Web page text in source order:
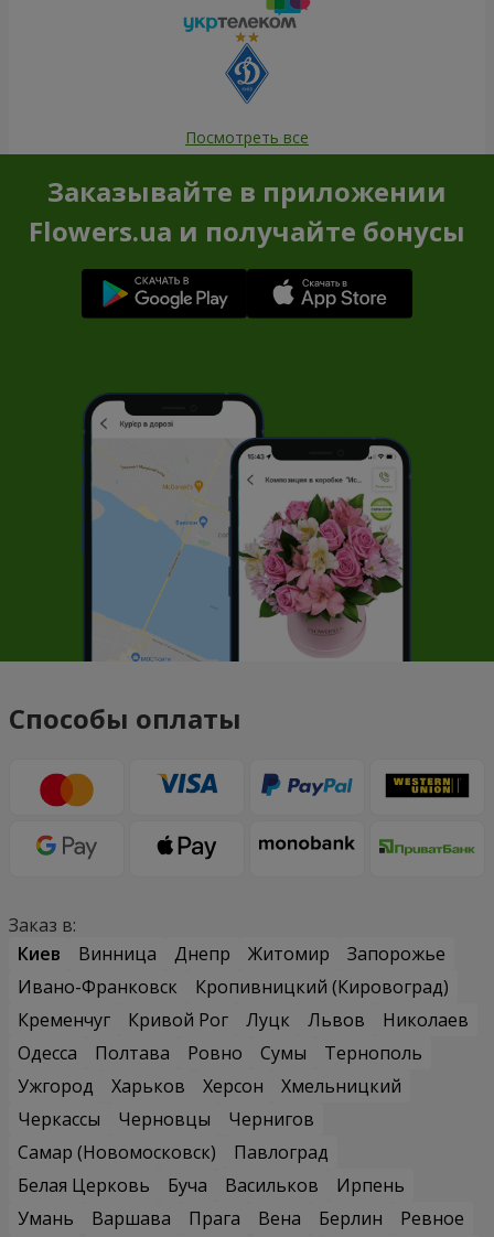
Посмотреть все
Заказывайте в приложении
Flowers.ua и получайте бонусы
Способы оплаты
Заказ в:
Киев
Винница Днепр Житомир
Запорожье
Ивано-Франковск
Кропивницкий (Кировоград)
Кременчуг
Кривой Рог Луцк Львов
Николаев
Одесса
Полтава Ровно Сумы
Тернополь
Ужгород
Харьков Херсон
Хмельницкий
Черкассы
Черновцы
Чернигов
Самар (Новомосковск)
Павлоград
Белая Церковь
Буча Васильков
Ирпень
Умань
Варшава Прага Вена Берлин
Ревное